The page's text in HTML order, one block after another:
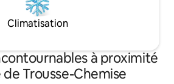
Climatisation
à proximité
de Trousse-Chemise